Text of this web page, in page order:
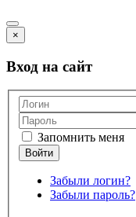
×
Вход на сайт
Запомнить меня
Забыли логин?
Забыли пароль?